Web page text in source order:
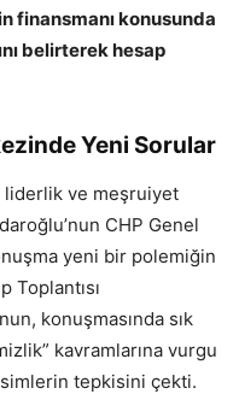
finansmanı konusunda
belirterek hesap
Yeni Sorular
liderlik ve meşruiyet
CHP Genel
yeni bir polemiğin
Toplantısı
konuşmasında sık
kavramlarına vurgu
tepkisini çekti.